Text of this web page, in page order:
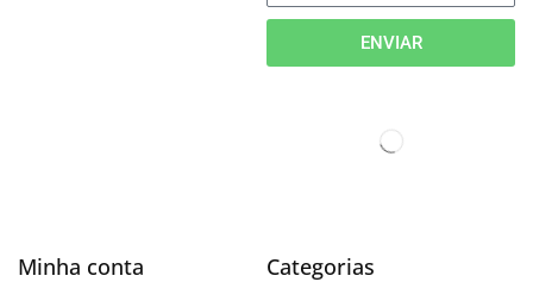
ENVIAR
Minha conta Categorias